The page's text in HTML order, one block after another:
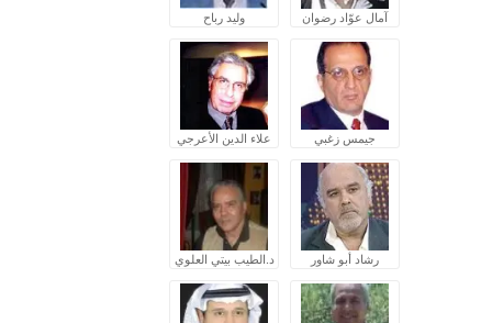
آمال عوّاد رضوان وليد رباح
جيمس زغبي علاء الدين الأعرجي
رشاد أبو شاور د.الطيب بيتي العلوي